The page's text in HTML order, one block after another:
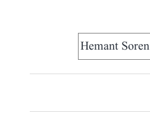
Hemant Soren